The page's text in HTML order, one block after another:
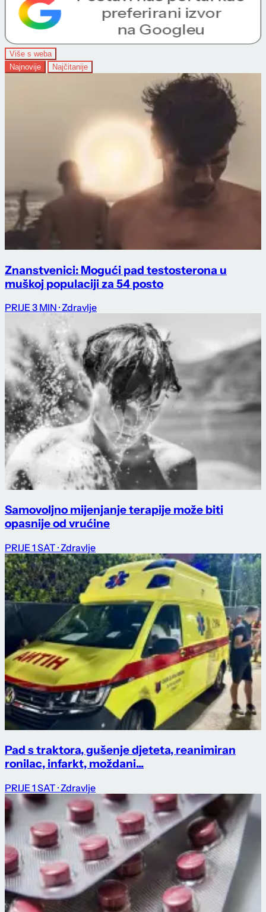
Više s weba
Najnovije
Najčitanije
Znanstvenici: Mogući pad testosterona u
muškoj populaciji za 54 posto
PRIJE 3 MIN · Zdravlje
Samovoljno mijenjanje terapije može biti
opasnije od vrućine
PRIJE 1 SAT · Zdravlje
Pad s traktora, gušenje djeteta, reanimiran
ronilac, infarkt, moždani...
PRIJE 1 SAT · Zdravlje